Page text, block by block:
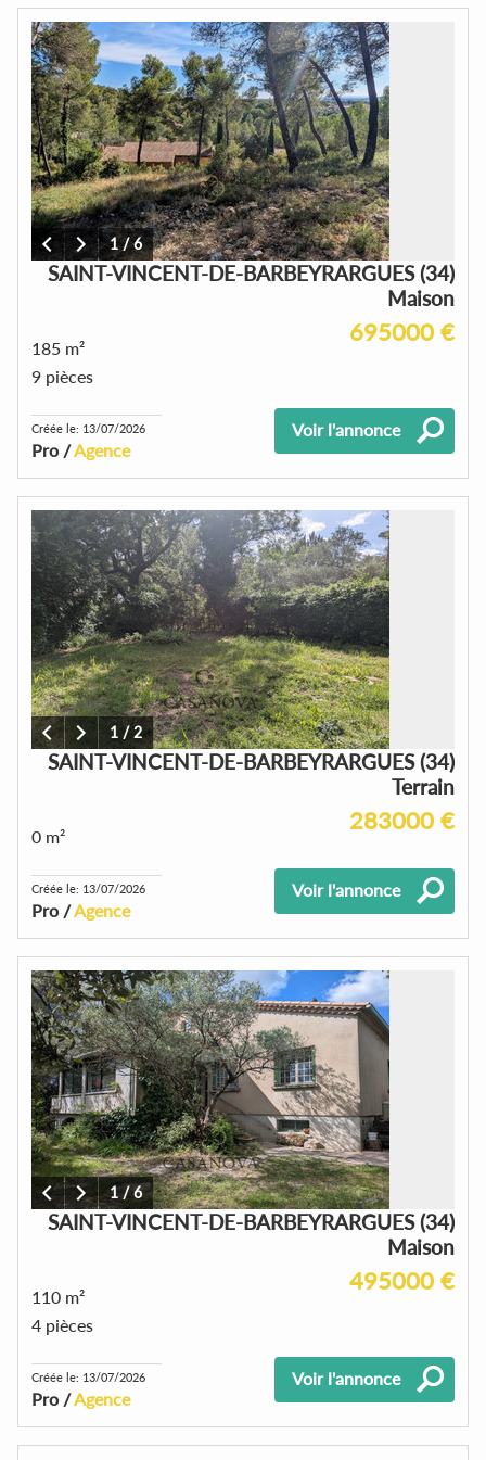
1/6
SAINT-VINCENT-DE-BARBEYRARGUES (34)
Maison
695000 €
185 m²
9 pièces
Créée le: 13/07/2026
Pro /Agence
Voir l'annonce
1 /2
SAINT-VINCENT-DE-BARBEYRARGUES (34)
Terrain
283000 €
0 m²
Créée le: 13/07/2026
Pro /Agence
Voir l'annonce
1 /6
SAINT-VINCENT-DE-BARBEYRARGUES (34)
Maison
495000 €
110 m²
4 pièces
Créée le: 13/07/2026
Pro /Agence
Voir l'annonce